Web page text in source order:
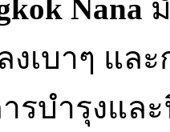
Nana
งเบาๆ แ
รบำรุงแล